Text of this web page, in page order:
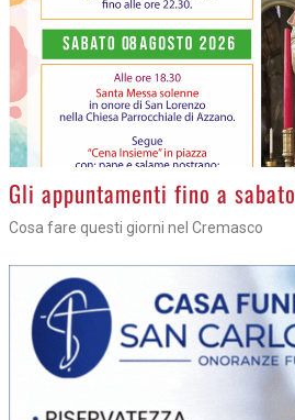
Gli appuntamenti fino a sabato
Cosa fare questi giorni nel Cremasco